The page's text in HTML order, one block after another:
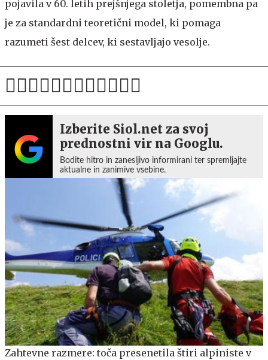
pojavila v 60. letih prejšnjega stoletja, pomembna pa
je za standardni teoretični model, ki pomaga
razumeti šest delcev, ki sestavljajo vesolje.
Izberite Siol.net za svoj
prednostni vir na Googlu.
Bodite hitro in zanesljivo informirani ter spremljajte
aktualne in zanimive vsebine.
Zahtevne razmere: toča presenetila štiri alpiniste v